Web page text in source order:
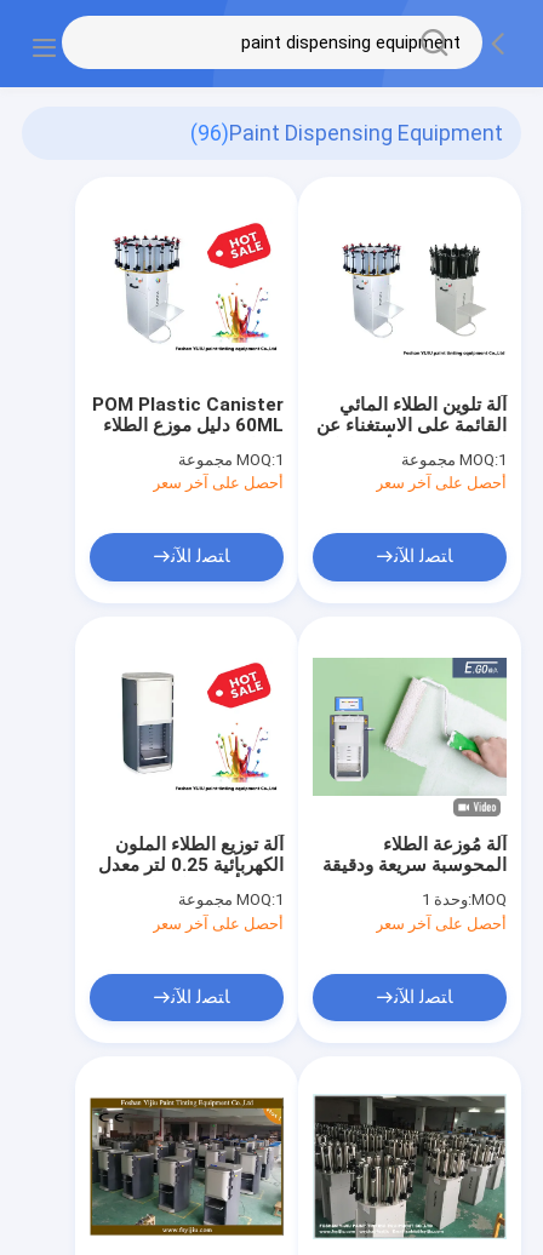
Paint Dispensing Equipment
(96)
POM Plastic Canister
60ML دليل موزع الطلاء
MOQ:1 مجموعة
أحصل على آخر سعر
ﺎﺘﺼﻟ ﺍﻶﻧ
آلة تلوين الطلاء المائي
القائمة على الاستغناء عن
CE
MOQ:1 مجموعة
أحصل على آخر سعر
ﺎﺘﺼﻟ ﺍﻶﻧ
آلة توزيع الطلاء الملون
الكهربائية 0.25 لتر معدل
MOQ:1 مجموعة
أحصل على آخر سعر
ﺎﺘﺼﻟ ﺍﻶﻧ
آلة مُوزعة الطلاء
المحوسبة سريعة ودقيقة
MOQ: وحدة 1
أحصل على آخر سعر
ﺎﺘﺼﻟ ﺍﻶﻧ